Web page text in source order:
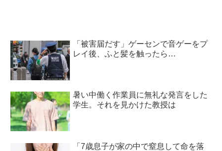
「被害届だす」ゲーセンで音ゲーをプ
レイ後、ふと髪を触ったら…
暑い中働く作業員に無礼な発言をした
学生。それを見かけた教授は
「7歳息子が家の中で窒息して命を落